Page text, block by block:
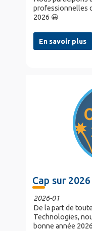
professionnelles
2026 😀
En savoir plus
Cap sur 2026
2026-01
De la part de
Technologies,
bonne année